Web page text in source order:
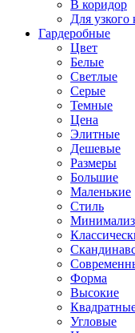
В коридор
Для узкого
Гардеробные
Цвет
Белые
Светлые
Серые
Темные
Цена
Элитные
Дешевые
Размеры
Большие
Маленькие
Стиль
Форма
Высокие
Угловые